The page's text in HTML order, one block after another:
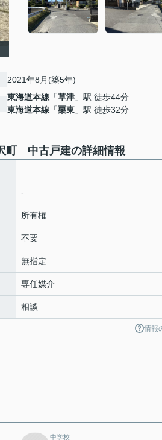
2021年8月(築5年)
東海道本線 「草津 」駅 徒歩44分
東海道本線 「栗東 」駅 徒歩32分
町 中古戸建の詳細情報
-
所有権
不要
無指定
専任媒介
相談
情報
中学校